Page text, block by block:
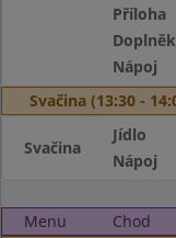
Příloha
Doplněk
Nápoj
Svačina (13:30 -
Svačina
Jídlo
Nápoj
Menu Chod